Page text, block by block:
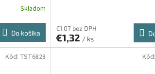
Skladom
Do košíka
€1,07 bez DPH
€1,32 / ks
Kód: TST6828 Kód: